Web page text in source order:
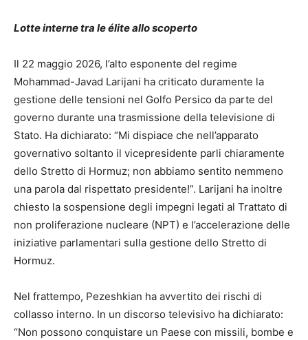
Lotte interne tra le élite allo scoperto
Il 22 maggio 2026, l’alto esponente del regime
Mohammad-Javad Larijani ha criticato duramente la
gestione delle tensioni nel Golfo Persico da parte del
governo durante una trasmissione della televisione di
Stato. Ha dichiarato: “Mi dispiace che nell’apparato
governativo soltanto il vicepresidente parli chiaramente
dello Stretto di Hormuz; non abbiamo sentito nemmeno
una parola dal rispettato presidente!”. Larijani ha inoltre
chiesto la sospensione degli impegni legati al Trattato di
non proliferazione nucleare (NPT) e l’accelerazione delle
iniziative parlamentari sulla gestione dello Stretto di
Hormuz.
Nel frattempo, Pezeshkian ha avvertito dei rischi di
collasso interno. In un discorso televisivo ha dichiarato:
“Non possono conquistare un Paese con missili, bombe e